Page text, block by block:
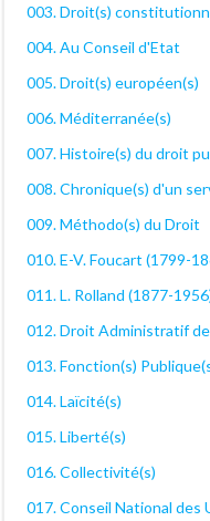
003. Droit(s)
004. Au Conseil d'Etat
005. Droit(s) européen(s)
006. Méditerranée(s)
007. Histoire(s) du droit
008. Chronique(s) d'un
009. Méthodo(s) du Droit
010. E-V. Foucart (1799-
011. L. Rolland (1877-
012. Droit Administratif
013. Fonction(s)
014. Laïcité(s)
015. Liberté(s)
016. Collectivité(s)
017. Conseil National des